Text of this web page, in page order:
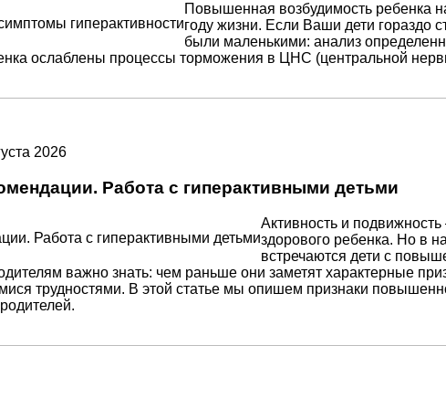
Повышенная возбудимость ребенка
году жизни. Если Ваши дети гораздо
были маленькими: анализ
ослаблены процессы торможения в ЦНС (центральной
2026
Работа с гиперактивными детьми
Активность и
здорового ребенка. Но в
встречаются дети с
важно знать: чем раньше они заметят характерные
трудностями. В этой статье мы опишем признаки